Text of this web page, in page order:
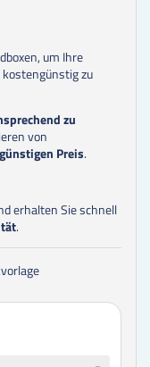
um Ihre
kostengünstig zu
zu
von
günstigen Preis.
erhalten Sie schnell
.